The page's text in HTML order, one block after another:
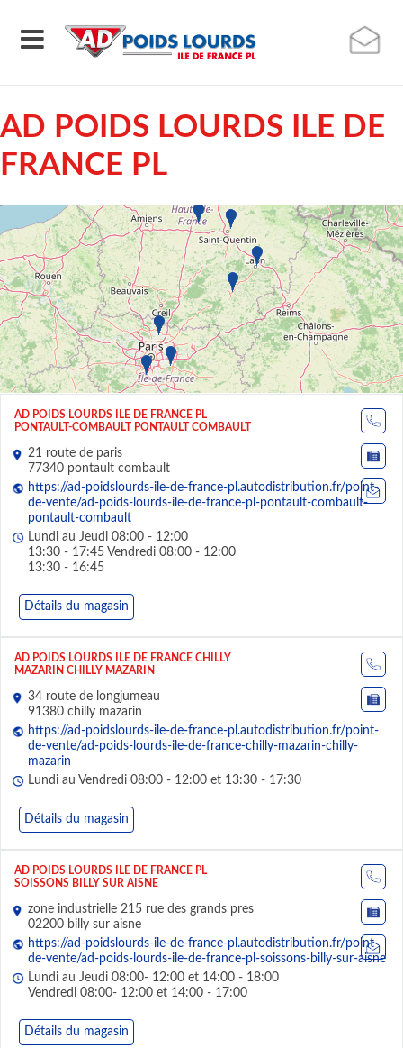
AD POIDS LOURDS ILE DE
FRANCE PL
AD POIDS LOURDS ILE DE FRANCE PL
PONTAULT-COMBAULT PONTAULT COMBAULT
21 route de paris
77340 pontault combault
https://ad-poidslourds-ile-de-france-pl.autodistribution.fr/point-
de-vente/ad-poids-lourds-ile-de-france-pl-pontault-combault-
pontault-combault
Lundi au Jeudi 08:00 - 12:00
13:30 - 17:45 Vendredi 08:00 - 12:00
13:30 - 16:45
Détails du magasin
AD POIDS LOURDS ILE DE FRANCE CHILLY
MAZARIN CHILLY MAZARIN
34 route de longjumeau
91380 chilly mazarin
https://ad-poidslourds-ile-de-france-pl.autodistribution.fr/point-
de-vente/ad-poids-lourds-ile-de-france-chilly-mazarin-chilly-
mazarin
Lundi au Vendredi 08:00 - 12:00 et 13:30 - 17:30
Détails du magasin
AD POIDS LOURDS ILE DE FRANCE PL
SOISSONS BILLY SUR AISNE
zone industrielle 215 rue des grands pres
02200 billy sur aisne
https://ad-poidslourds-ile-de-france-pl.autodistribution.fr/point-
de-vente/ad-poids-lourds-ile-de-france-pl-soissons-billy-sur-aisne
Lundi au Jeudi 08:00- 12:00 et 14:00 - 18:00
Vendredi 08:00- 12:00 et 14:00 - 17:00
Détails du magasin